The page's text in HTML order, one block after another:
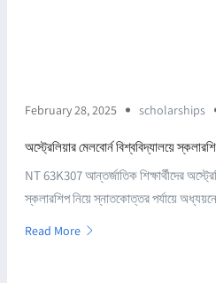
February 28, 2025 scholarships
অস্ট্রেলিয়ার মেলবোর্ন বিশ্ববিদ্যালয়ে
NT 63K307 আন্তর্জাতিক শিক্ষার্থীদের
স্কলারশিপ নিয়ে স্নাতকোত্তর পর্যায়ে
Read More